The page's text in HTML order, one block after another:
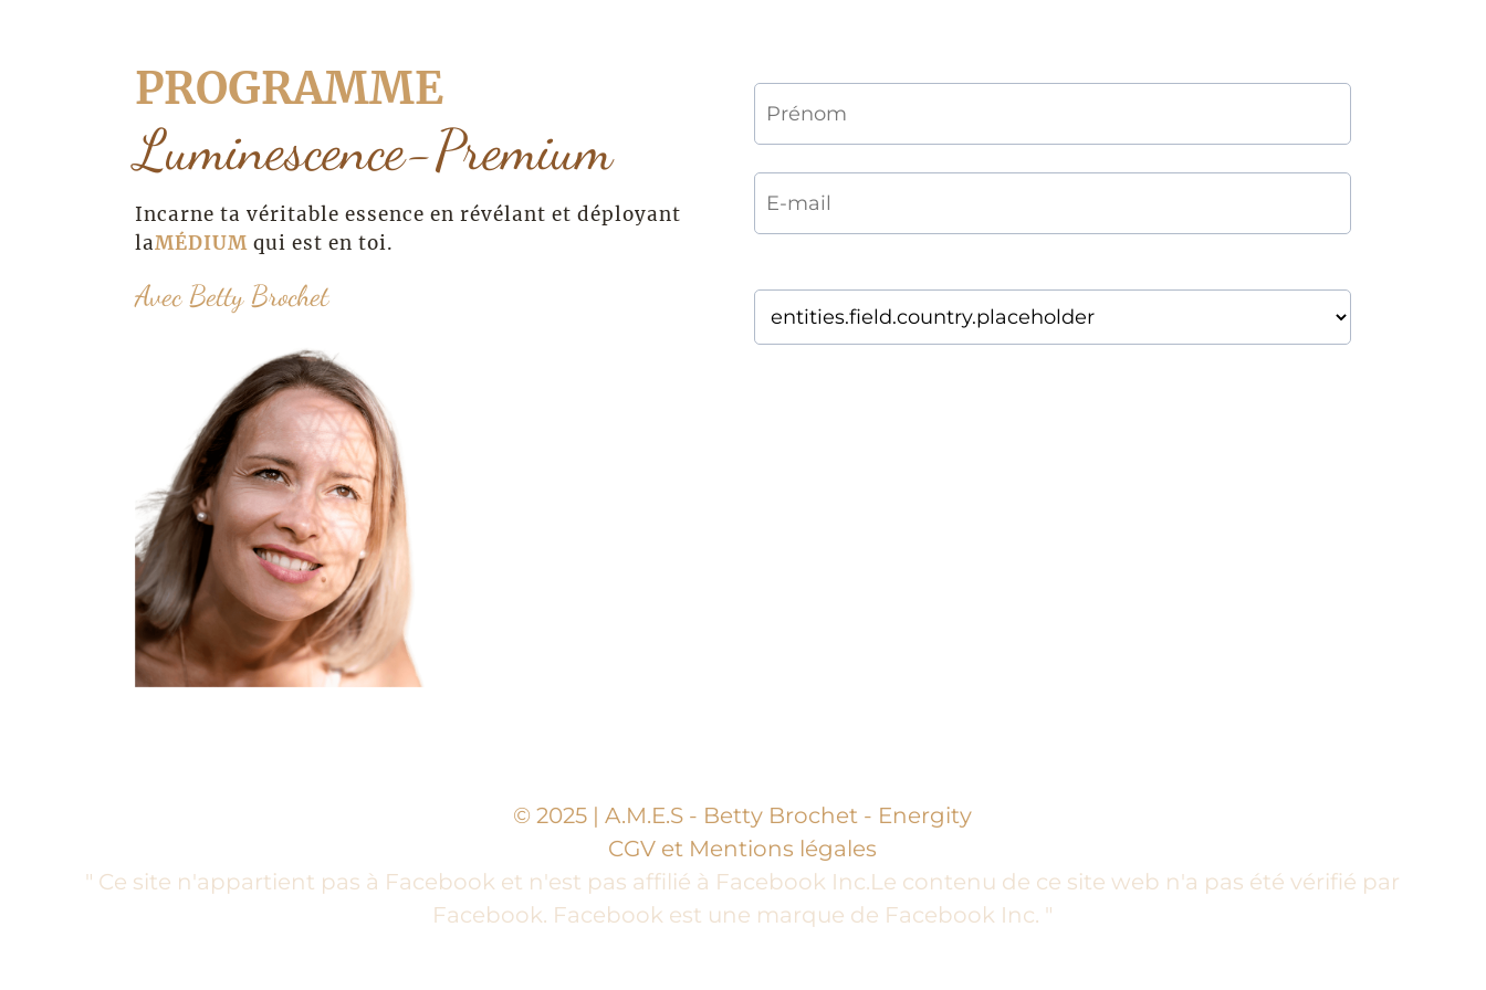
PROGRAMME
Luminescence-Premium
Incarne ta véritable essence en révélant et déployant
laMÉDIUM qui est en toi.
Avec Betty Brochet
© 2025 | A.M.E.S - Betty Brochet - Energity
CGV et Mentions légales
" Ce site n'appartient pas à Facebook et n'est pas affilié à Facebook Inc.Le contenu de ce site web n'a pas été vérifié par
Facebook. Facebook est une marque de Facebook Inc. "